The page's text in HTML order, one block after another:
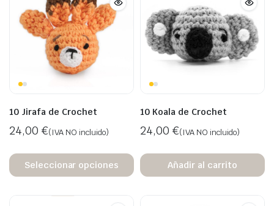
10 Jirafa de Crochet
24,00 €(IVA NO incluido)
Seleccionar opciones
10 Koala de Crochet
24,00 €(IVA NO incluido)
Añadir al carrito